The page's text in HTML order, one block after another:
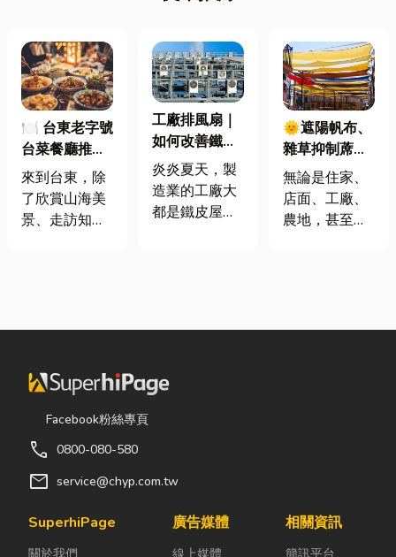
🍽️ 台東老字號
台菜餐廳推薦
｜在地人聚餐
首選，經典合
菜一次滿足
來到台東，除
了欣賞山海美
景、走訪知名
相較於一般小
台菜餐廳更能
展現台東的人
情味與飲食文
庭聚餐、朋友
聚會、公司聚
團體用餐，都
工廠排風扇｜
如何改善鐵皮
屋頂廠房的溫
度
炎炎夏天，製
造業的工廠大
都是鐵皮屋
是最快速心較
的原理及建議
置。 工廠排風
扇｜改善溫度
🌞遮陽帆布、
雜草抑制蓆怎
麼選？一次了
解帆布的多元
用途，打造舒
無論是住家、
店面、工廠、
農地，甚至是
塵之下，都會
雨季，又得擔
Facebook粉絲專頁
call 0800-080-580
mail service@chyp.com.tw
SuperhiPage
關於我們
廣告媒體
線上媒體
相關資訊
簡訊平台